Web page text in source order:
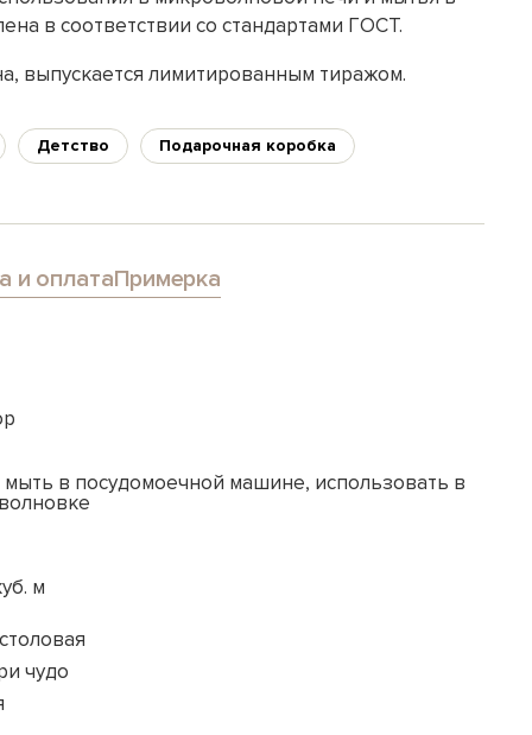
в соответствии со стандартами ГОСТ.
выпускается лимитированным тиражом.
Детство Подарочная коробка
и оплатаПримерка
в посудомоечной машине, использовать в
м
чудо